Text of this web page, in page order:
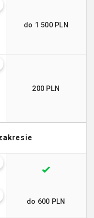
do 1 500 PLN
200 PLN
do 600 PLN